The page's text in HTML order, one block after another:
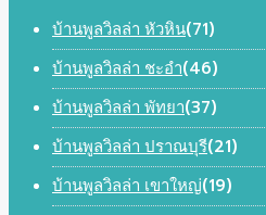
บ้านพูลวิลล่า หัวหิน(71)
บ้านพูลวิลล่า ชะอำ(46)
บ้านพูลวิลล่า พัทยา(37)
บ้านพูลวิลล่า ปราณบุรี(21)
บ้านพูลวิลล่า เขาใหญ่(19)